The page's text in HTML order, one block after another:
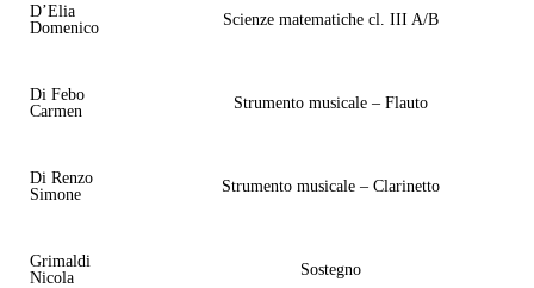
D’Elia
Domenico
Scienze matematiche cl. III A/B
Di Febo
Carmen
Strumento musicale – Flauto
Di Renzo
Simone
Strumento musicale – Clarinetto
Grimaldi
Nicola
Sostegno